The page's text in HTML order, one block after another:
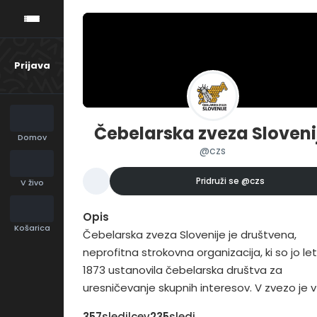
Prijava
Domov
V živo
Košarica
Čebelarska zveza
@czs
Pridruži se @czs
Opis
Čebelarska zveza Slovenije je društvena,
neprofitna strokovna organizacija, ki so jo
1873 ustanovila čebelarska društva za
uresničevanje skupnih interesov. V zvezo je